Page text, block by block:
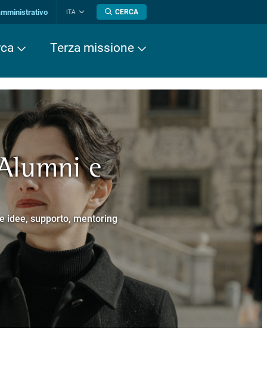
ITA
lingua
CERCA
Terza missione
Superiore.
e
idee, supporto, mentoring
Cavalieri.